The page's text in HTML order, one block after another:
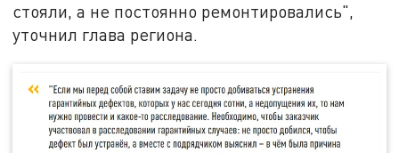
стояли, а не постоянно ремонтировались",
уточнил глава региона.